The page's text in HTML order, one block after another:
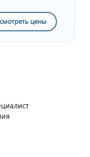
цены